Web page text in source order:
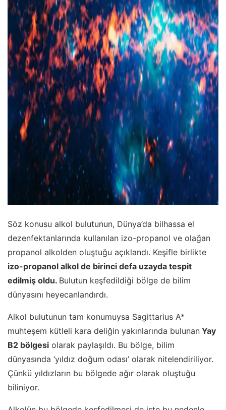
Söz konusu alkol bulutunun, Dünya’da bilhassa el
dezenfektanlarında kullanılan izo-propanol ve olağan
propanol alkolden oluştuğu açıklandı. Keşifle birlikte
izo-propanol alkol de birinci defa uzayda tespit
edilmiş oldu. Bulutun keşfedildiği bölge de bilim
dünyasını heyecanlandırdı.
Alkol bulutunun tam konumuysa Sagittarius A*
muhteşem kütleli kara deliğin yakınlarında bulunan Yay
B2 bölgesi olarak paylaşıldı. Bu bölge, bilim
dünyasında ‘yıldız doğum odası’ olarak nitelendiriliyor.
Çünkü yıldızların bu bölgede ağır olarak oluştuğu
biliniyor.